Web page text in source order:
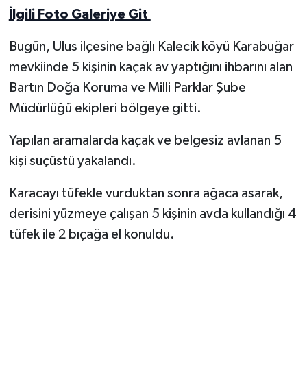
İlgili Foto Galeriye Git
Bugün, Ulus ilçesine bağlı Kalecik köyü Karabuğar
mevkiinde 5 kişinin kaçak av yaptığını ihbarını alan
Bartın Doğa Koruma ve Milli Parklar Şube
Müdürlüğü ekipleri bölgeye gitti.
Yapılan aramalarda kaçak ve belgesiz avlanan 5
kişi suçüstü yakalandı.
Karacayı tüfekle vurduktan sonra ağaca asarak,
derisini yüzmeye çalışan 5 kişinin avda kullandığı 4
tüfek ile 2 bıçağa el konuldu.